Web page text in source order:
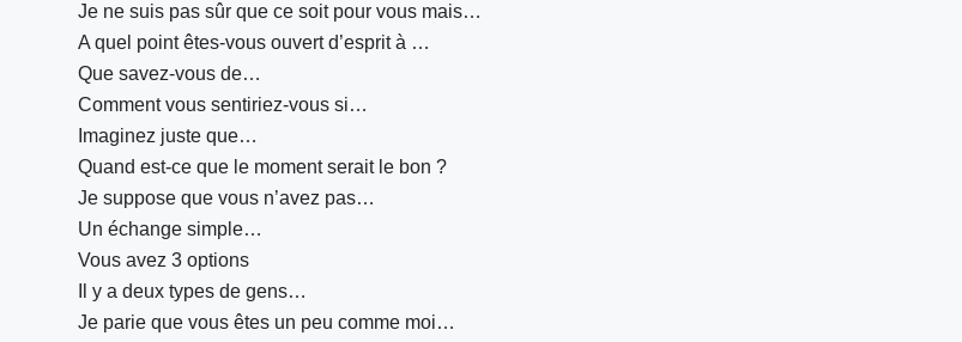
Je ne suis pas sûr que ce soit pour vous mais…
A quel point êtes-vous ouvert d’esprit à …
Que savez-vous de…
Comment vous sentiriez-vous si…
Imaginez juste que…
Quand est-ce que le moment serait le bon ?
Je suppose que vous n’avez pas…
Un échange simple…
Vous avez 3 options
Il y a deux types de gens…
Je parie que vous êtes un peu comme moi…